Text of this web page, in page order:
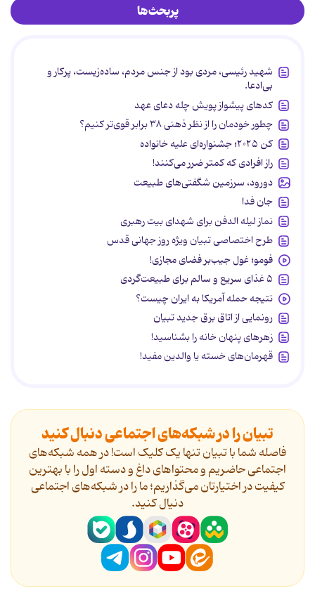
پربحث‌ها
شهید رئیسی، مردی بود از جنس مردم، ساده‌زیست، پرکار و
بی‌ادعا.
کدهای پیشواز پویش چله دعای عهد
چطور خودمان را از نظر ذهنی ۳۸ برابر قوی‌تر کنیم؟
کن ۲۰۲۵؛ جشنواره‌ای علیه خانواده
راز افرادی که کمتر ضرر می‌کنند!
دورود، سرزمین شگفتی‌های طبیعت
جان فدا
نماز لیله الدفن برای شهدای بیت رهبری
طرح اختصاصی تبیان ویژه روز جهانی قدس
فومو؛ غول جیب‌بر فضای مجازی!
۵ غذای سریع و سالم برای طبیعت‌گردی
نتیجه حمله آمریکا به ایران چیست؟
رونمایی از اتاق برق جدید تبیان
زهرهای پنهان خانه را بشناسید!
قهرمان‌های خسته یا والدین مفید!
تبیان را در شبکه‌های اجتماعی دنبال کنید
فاصله شما با تبیان تنها یک کلیک است! در همه شبکه‌های
اجتماعی حاضریم و محتواهای داغ و دسته اول را با بهترین
کیفیت در اختیارتان می‌گذاریم؛ ما را در شبکه‌های اجتماعی
دنیال کنید.